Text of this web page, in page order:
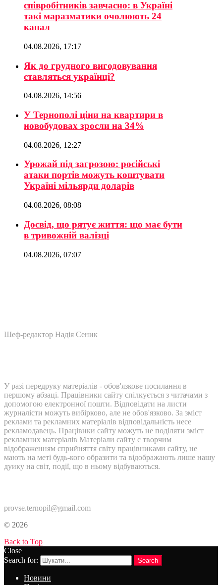
співробітників завчасно: в Україні
такі маразматики очолюють 24
канал
04.08.2026, 17:17
Як до грудного вигодовування
ставляться українці?
04.08.2026, 14:56
У Тернополі ціни на квартири в
новобудовах зросли на 34%
04.08.2026, 12:27
Урожай під загрозою: російські
атаки портів можуть коштувати
Україні мільярди доларів
04.08.2026, 08:08
Досвід, що рятує життя: що має бути
в тривожній валізці
04.08.2026, 07:07
Шеф-редактор Надія Сеник
У разі передруку матеріалів - обов'язкове посилання в
першому абзаці. Працівники сайту спілкується з читачами з
допомогою електронної пошти. Відповідати на листи
журналісти можуть вибірково, але не обов'язково. За зміст
реклами та рекламних матеріалів відповідальність несе
рекламодавець. Працівнки сайту можуть не поділяти зміст
рекламних матеріалів Матеріали сайту є творчим
відображенням сприйняття світу працівниками сайту, не
мають на меті будь-кого образити та відображають лише нашу
дуику на світ, події, що в ньому відбуваються.
provse.ternopil@gmail.com
© 2026
Back to Top
Close
Search for:
Search
Новини